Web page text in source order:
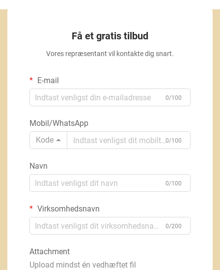
Få et gratis tilbud
Vores repræsentant vil kontakte dig snart.
E-mail
0/100
Mobil/WhatsApp
Kode
0/100
Navn
0/100
Virksomhedsnavn
0/200
Attachment
Upload mindst én vedhæftet fil